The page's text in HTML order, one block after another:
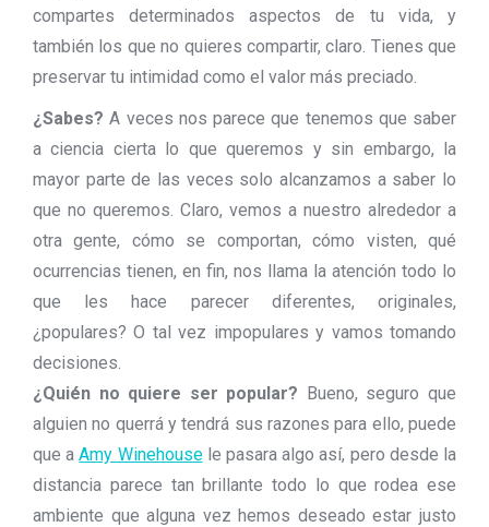
compartes determinados aspectos de tu vida, y
también los que no quieres compartir, claro. Tienes que
preservar tu intimidad como el valor más preciado.
¿Sabes? A veces nos parece que tenemos que saber
a ciencia cierta lo que queremos y sin embargo, la
mayor parte de las veces solo alcanzamos a saber lo
que no queremos. Claro, vemos a nuestro alrededor a
otra gente, cómo se comportan, cómo visten, qué
ocurrencias tienen, en fin, nos llama la atención todo lo
que les hace parecer diferentes, originales,
¿populares? O tal vez impopulares y vamos tomando
decisiones.
¿Quién no quiere ser popular? Bueno, seguro que
alguien no querrá y tendrá sus razones para ello, puede
que aAmy Winehousele pasara algo así, pero desde la
distancia parece tan brillante todo lo que rodea ese
ambiente que alguna vez hemos deseado estar justo